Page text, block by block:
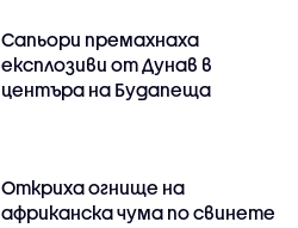
Сапьори премахнаха
експлозиви от Дунав в
центъра на Будапеща
Откриха огнище на
африканска чума по свинете